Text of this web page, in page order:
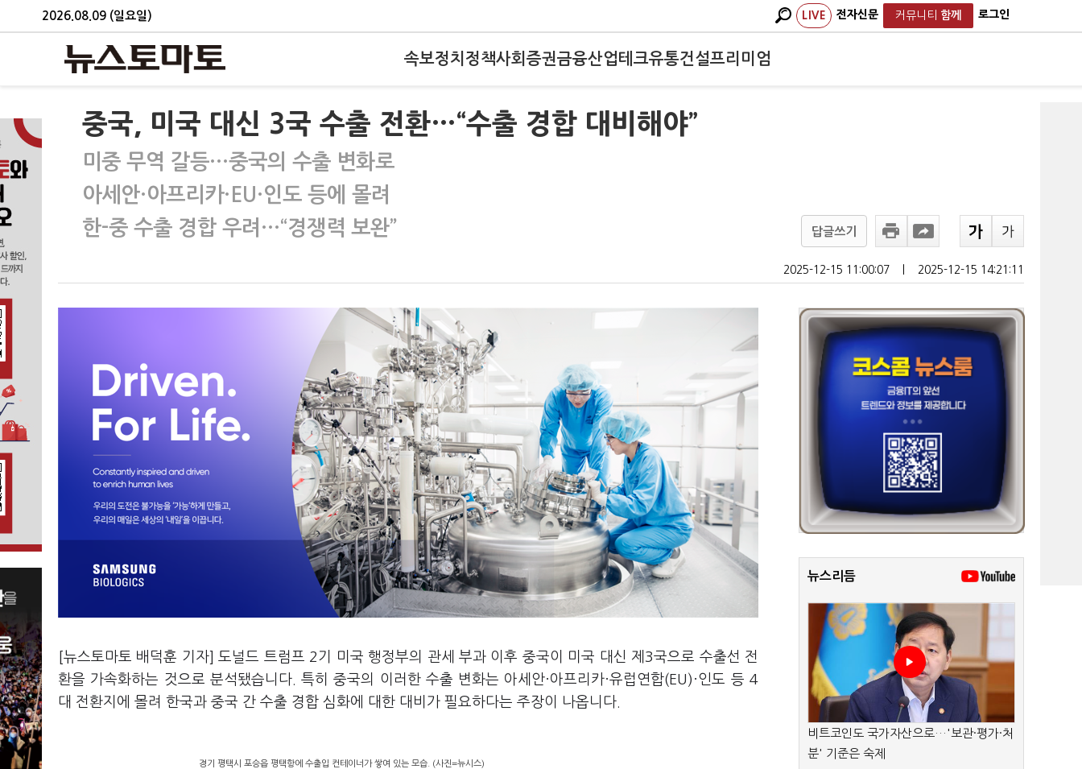
2026.08.09 (일요일) LIVE 전자신문 커뮤니티 함께 로그인
속보정치 정책사회 증권금융산업테크유통건설프리미엄
중국, 미국 대신 3국 수출 전환…“수출 경합 대비해야”
미중 무역 갈등…중국의 수출 변화로
아세안·아프리카·EU·인도 등에 몰려
한-중 수출 경합 우려…“경쟁력 보완”
답글쓰기
2025-12-15 11:00:07 2025-12-15 14:21:11
[뉴스토마토 배덕훈 기자] 도널드 트럼프 2기 미국 행정부의 관세 부과 이후 중국이 미국 대신 제 3국으로 수출선 전
환을 가속화하는 것으로 분석됐습니다.특히 중국의 이러한 수출 변화는 아세안·아프리카·유럽연합(EU) ·인도 등4
대 전환지에 몰려 한국과 중국 간 수출 경합 심화에 대한 대비가 필요하다는 주장이 나옵니다
경기 평택시 포승읍 평택항에 수출입 컨테이너가 쌓여 있는 모습. (사진=뉴시스)
뉴스리듬
비트코인도 국가자산으로…'보관·평가·처
분' 기준은 숙제